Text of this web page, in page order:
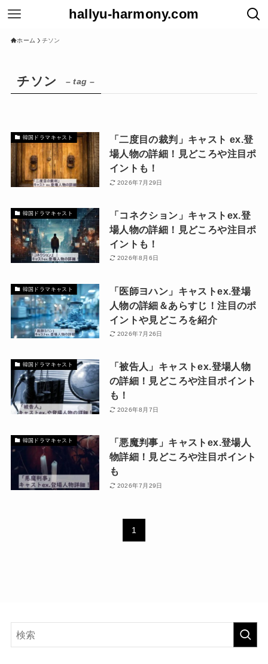
hallyu-harmony.com
ホーム チソン
チソン – tag –
韓国ドラマキャスト
「二度目の裁判」キャスト ex.登
場人物の詳細！見どころや注目ポ
イントも！
2026年7月29日
韓国ドラマキャスト
「コネクション」キャストex.登
場人物の詳細！見どころや注目ポ
イントも！
2026年8月6日
韓国ドラマキャスト
「医師ヨハン」キャストex.登場
人物の詳細＆あらすじ！注目のポ
イントや見どころを紹介
2026年7月26日
韓国ドラマキャスト
「被告人」キャストex.登場人物
の詳細！見どころや注目ポイント
も！
2026年8月7日
韓国ドラマキャスト
「悪魔判事」キャストex.登場人
物詳細！見どころや注目ポイント
も
2026年7月29日
1